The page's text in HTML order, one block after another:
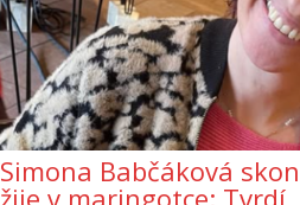
Simona Babčáková